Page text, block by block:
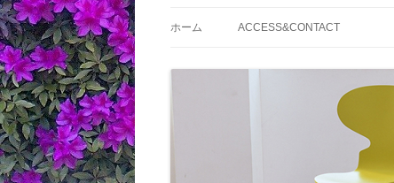
ホーム ACCESS&CONTACT